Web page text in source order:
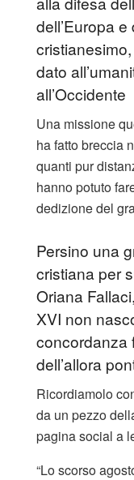
dell’Europa
dato
all’Occidente
Una missione
ha fatto breccia
quanti pur
hanno potuto
dedizione del
Persino una
cristiana per
Oriana
XVI non
concordanza
dell’allora
Ricordiamolo
da un pezzo
pagina social a
“Lo scorso